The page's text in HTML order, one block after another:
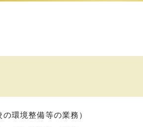
環境整備等の業務）